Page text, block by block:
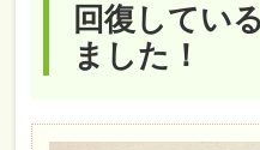
回復してい
ました！